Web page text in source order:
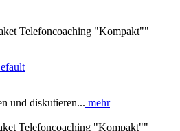
Telefoncoaching "Kompakt""
und diskutieren... mehr
Telefoncoaching "Kompakt""